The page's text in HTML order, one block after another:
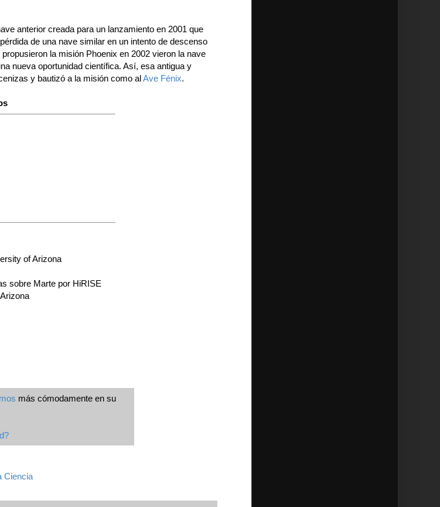
anterior creada para un lanzamiento en 2001 que
de una nave similar en un intento de descenso
la misión Phoenix en 2002 vieron la nave
nueva oportunidad científica. Así, esa antigua y
y bautizó a la misión como alAve Fénix.
of Arizona
sobre Marte por HiRISE
más cómodamente en su
Ciencia